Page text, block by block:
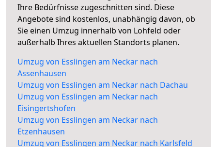
Ihre Bedürfnisse zugeschnitten sind. Diese
Angebote sind kostenlos, unabhängig davon, ob
Sie einen Umzug innerhalb von Lohfeld oder
außerhalb Ihres aktuellen Standorts planen.
Umzug von Esslingen am Neckar nach
Assenhausen
Umzug von Esslingen am Neckar nach Dachau
Umzug von Esslingen am Neckar nach
Eisingertshofen
Umzug von Esslingen am Neckar nach
Etzenhausen
Umzug von Esslingen am Neckar nach Karlsfeld